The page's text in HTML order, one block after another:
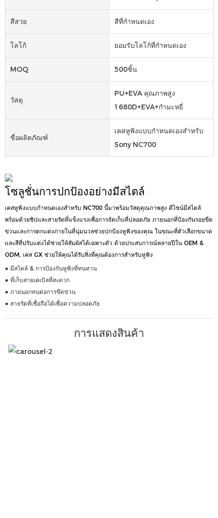
สีสวย สีที่กำหนดเอง
โลโก้ ยอมรับโลโก้ที่กำหนดเอง
MOQ 500ชิ้น
วัสดุ
PU+EVA คุณภาพสูง
1680D+EVA+กำมะหยี่
ชื่อผลิตภัณฑ์
เคสหูฟังแบบกำหนดเองสำหรับ
Sony NC700
โซลูชั่นการปกป้องอย่างมีสไตล์
เคสหูฟังแบบกำหนดเองสำหรับ NC700 นี้มาพร้อมวัสดุคุณภาพสูง ดีไซน์มีสไตล์
พร้อมด้วยซิปและสายรัดที่แข็งแรงเพื่อการจัดเก็บที่ปลอดภัย ภายนอกที่ป้องกันรอยขีด
ข่วนและการตกแต่งภายในที่นุ่มนวลช่วยปกป้องหูฟังของคุณ ในขณะที่ตัวเลือกขนาด
และสีที่ปรับแต่งได้ช่วยให้สัมผัสได้เฉพาะตัว ด้วยประสบการณ์หลายปีใน OEM &
ODM, เคส GX ช่วยให้คุณได้รับสิ่งที่คุณต้องการสำหรับหูฟัง
● มีสไตล์ & การป้องกันหูฟังที่ทนทาน
● ที่เก็บสายเคเบิลที่สะดวก
● ภายนอกทนต่อการขีดข่วน
● สายรัดที่เชื่อถือได้เพื่อความปลอดภัย
การแสดงสินค้า